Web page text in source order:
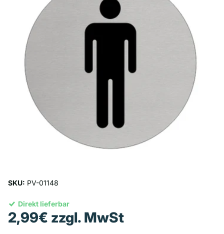
SKU: PV-01148
Direkt lieferbar
2,99€ zzgl. MwSt